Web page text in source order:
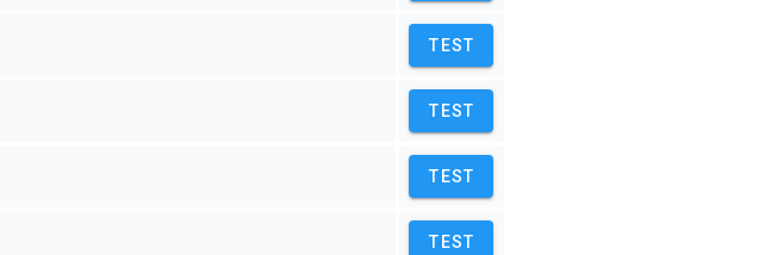
TEST
TEST
TEST
TEST